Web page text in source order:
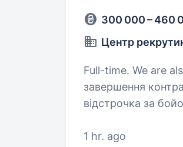
300 000 – 460
Центр
Full-time. We are also ready to
завершення
відстрочка за
1 hr. ago